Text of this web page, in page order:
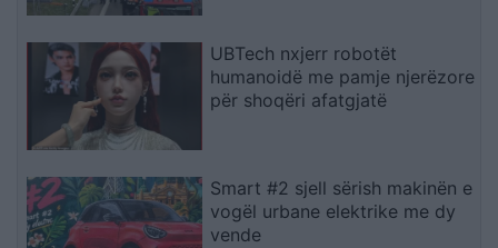
UBTech nxjerr robotët
humanoidë me pamje njerëzore
për shoqëri afatgjatë
Smart #2 sjell sërish makinën e
vogël urbane elektrike me dy
vende